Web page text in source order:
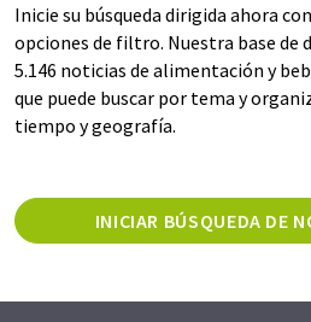
Inicie su búsqueda dirigida ahora
opciones de filtro. Nuestra base de
5.146 noticias de alimentación y
que puede buscar por tema y
tiempo y geografía.
INICIAR BÚSQUEDA DE